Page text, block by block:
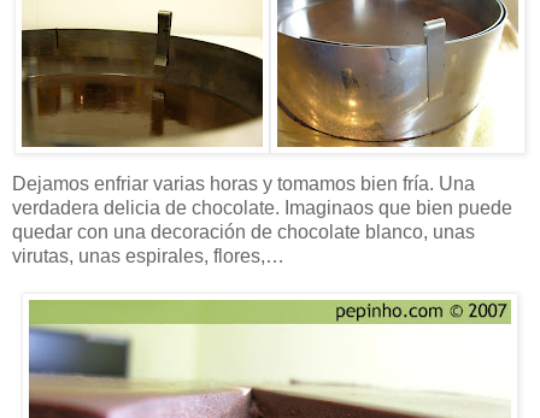
Dejamos enfriar varias horas y tomamos bien fría. Una
verdadera delicia de chocolate. Imaginaos que bien puede
quedar con una decoración de chocolate blanco, unas
virutas, unas espirales, flores,…